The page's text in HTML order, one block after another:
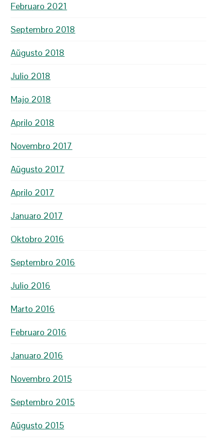
Februaro 2021
Septembro 2018
Aŭgusto 2018
Julio 2018
Majo 2018
Aprilo 2018
Novembro 2017
Aŭgusto 2017
Aprilo 2017
Januaro 2017
Oktobro 2016
Septembro 2016
Julio 2016
Marto 2016
Februaro 2016
Januaro 2016
Novembro 2015
Septembro 2015
Aŭgusto 2015